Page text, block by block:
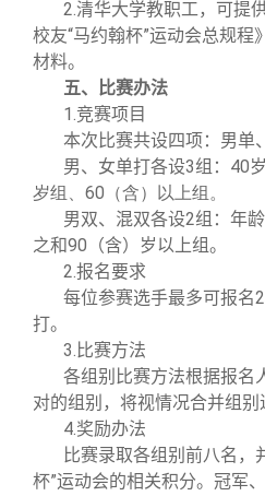
2.清华大学教职工，可提
校友“马约翰杯”运动会总规程
材料。
五、比赛办法
1.竞赛项目
本次比赛共设四项：男单
男、女单打各设3组：40
岁组、60（含）以上组。
男双、混双各设2组：年
之和90（含）岁以上组。
2.报名要求
每位参赛选手最多可报名
打。
3.比赛方法
各组别比赛方法根据报名
对的组别，将视情况合并组别
4.奖励办法
比赛录取各组别前八名，
杯”运动会的相关积分。冠军